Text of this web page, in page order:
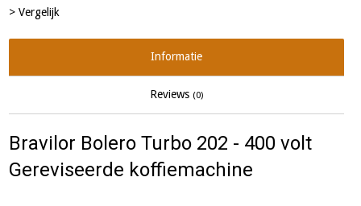
> Vergelijk
Informatie
Reviews (0)
Bravilor Bolero Turbo 202 - 400 volt
Gereviseerde koffiemachine